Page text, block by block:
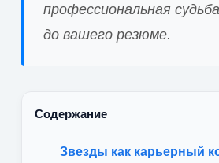
профессиональная
до вашего резюме.
Содержание
Звезды как карьерный